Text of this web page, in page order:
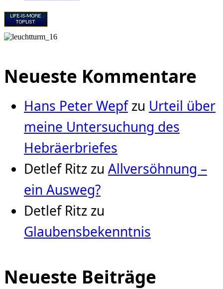
Neueste Kommentare
Hans Peter Wepfzu Urteil über
meine Untersuchung des
Hebräerbriefes
Detlef Ritz zu Allversöhnung –
ein Ausweg?
Detlef Ritz zu
Glaubensbekenntnis
Neueste Beiträge